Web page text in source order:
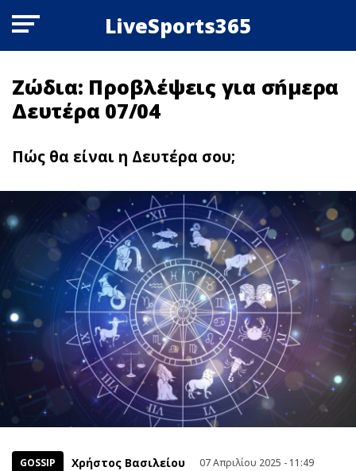
LiveSports365
Zώδια: Πρoβλέψεις για σńμερα
Δευτέρα 07/04
Πώς θα είναι η Δευτέρα σου;
GOSSIP Χρήστος Βασιλείου 07 Απριλίου 2025 - 11:49